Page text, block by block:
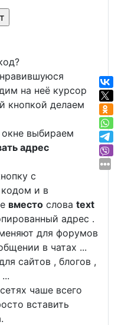
с поздравлениями на
на неё курсор
кнопкой делаем
выбираем
адрес
с
и в
вместо слова text
адрес .
для форумов
в чатах ...
сайтов , блогов ,
чаше всего
вставить